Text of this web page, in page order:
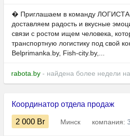
� Приглашаем в команду
доставляем радость и вкусные
связи с ростом ищем человека,
транспортную логистику под свой
Belprimanka.by, Fish-city.by,...
rabota.by - найдена более недели
Координатор отдела продаж
2 000 Br Минск компания: